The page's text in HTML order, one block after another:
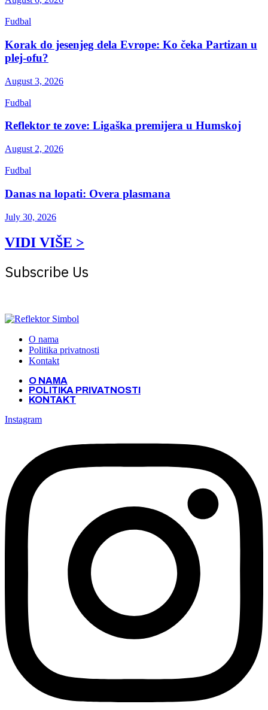
Fudbal
Korak do jesenjeg dela Evrope: Ko čeka Partizan u
plej-ofu?
August 3, 2026
Fudbal
Reflektor te zove: Ligaška premijera u Humskoj
August 2, 2026
Fudbal
Danas na lopati: Overa plasmana
July 30, 2026
VIDI VIŠE >
Subscribe Us
O nama
Politika privatnosti
Kontakt
O NAMA
POLITIKA PRIVATNOSTI
KONTAKT
Instagram